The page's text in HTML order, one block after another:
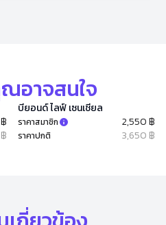
อาจสนใจ
บียอนด์ ไลฟ์ เซนเชียล
ราคาสมาชิก 2,550 ฿
ราคาปกติ 3,650 ฿